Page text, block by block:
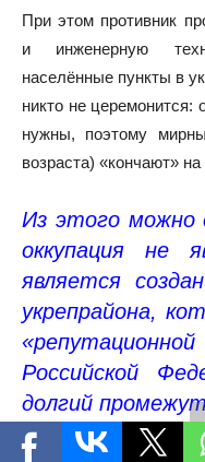
При этом противник
и инженерную
населённые пункты в
никто не церемонится:
нужны, поэтому
возраста) «кончают» на
Из этого можно
оккупация не
является
укрепрайона,
Российской
долгий